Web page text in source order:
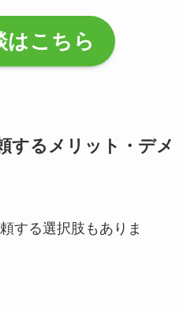
はこちら
するメリット・デメ
する選択肢もありま